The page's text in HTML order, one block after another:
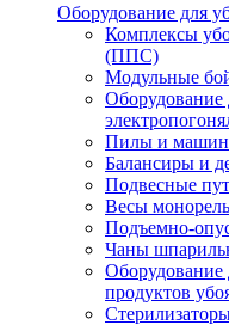
Оборудование для
Комплексы
(ППС)
Модульные
Оборудование
Пилы и
Балансиры и
Подвесные
Весы
Подъемно-
Чаны
Оборудование
продуктов